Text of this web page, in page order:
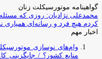
گواهینامه موتورسیکلت زنان
محمدعلی نژادیان: روزی که
کردم هیچ فرد و رسانه‌ای همیاری
اخبار مهم
وام‌های نوسازی